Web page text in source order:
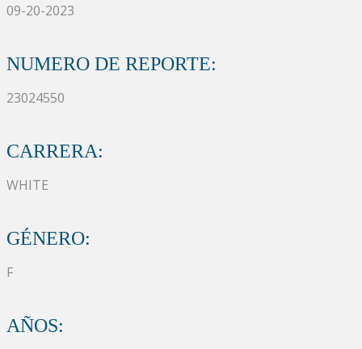
09-20-2023
NUMERO DE REPORTE:
23024550
CARRERA:
WHITE
GÉNERO:
F
AÑOS: